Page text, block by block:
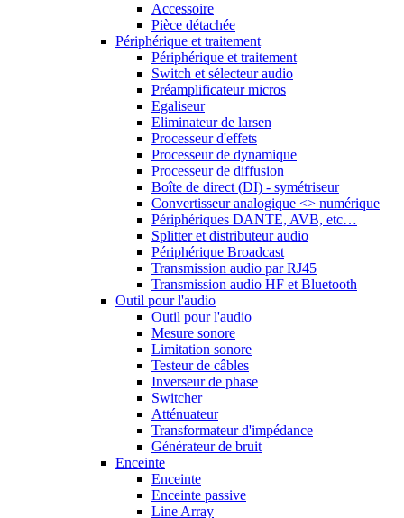
Accessoire
Pièce détachée
Périphérique et traitement
Périphérique et traitement
Switch et sélecteur audio
Préamplificateur micros
Egaliseur
Eliminateur de larsen
Processeur d'effets
Processeur de dynamique
Processeur de diffusion
Boîte de direct (DI) - symétriseur
Convertisseur analogique <> numérique
Périphériques DANTE, AVB, etc…
Splitter et distributeur audio
Périphérique Broadcast
Transmission audio par RJ45
Transmission audio HF et Bluetooth
Outil pour l'audio
Outil pour l'audio
Mesure sonore
Limitation sonore
Testeur de câbles
Inverseur de phase
Switcher
Atténuateur
Transformateur d'impédance
Générateur de bruit
Enceinte
Enceinte
Enceinte passive
Line Array